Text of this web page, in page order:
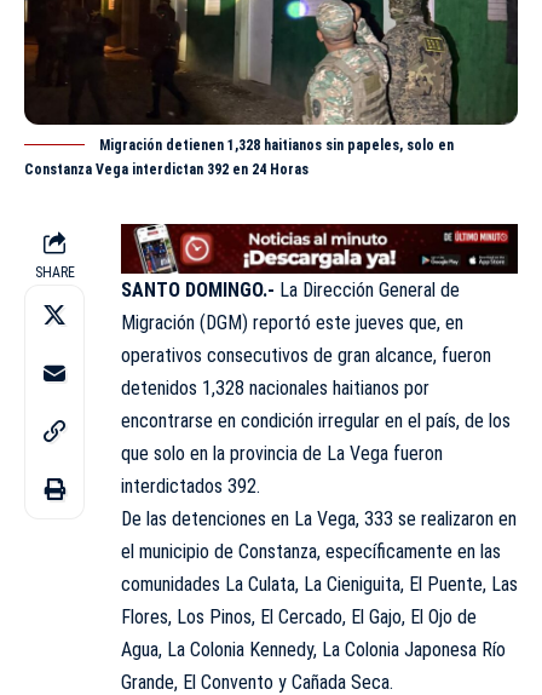
Migración detienen 1,328 haitianos sin papeles, solo en
Constanza Vega interdictan 392 en 24 Horas
SHARE
SANTO DOMINGO.- La Dirección General de
Migración (DGM) reportó este jueves que, en
operativos consecutivos de gran alcance, fueron
detenidos 1,328 nacionales haitianos por
encontrarse en condición irregular en el país, de los
que solo en la provincia de La Vega fueron
interdictados 392.
De las detenciones en La Vega, 333 se realizaron en
el municipio de Constanza, específicamente en las
comunidades La Culata, La Cieniguita, El Puente, Las
Flores, Los Pinos, El Cercado, El Gajo, El Ojo de
Agua, La Colonia Kennedy, La Colonia Japonesa Río
Grande, El Convento y Cañada Seca.